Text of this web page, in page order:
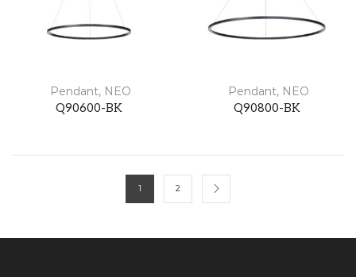
Pendant, NEO
Q90600-BK
Pendant, NEO
Q90800-BK
1 2